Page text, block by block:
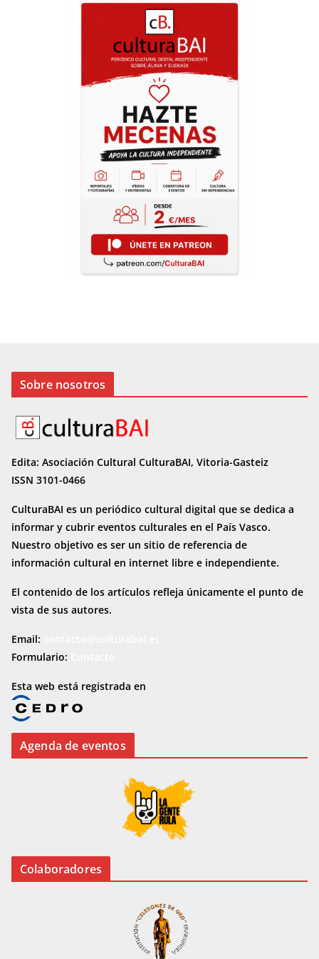
Sobre nosotros
Edita: Asociación Cultural CulturaBAI, Vitoria-Gasteiz
ISSN 3101-0466
CulturaBAI es un periódico cultural digital que se dedica a
informar y cubrir eventos culturales en el País Vasco.
Nuestro objetivo es ser un sitio de referencia de
información cultural en internet libre e independiente.
El contenido de los artículos refleja únicamente el punto de
vista de sus autores.
Email:
Formulario:
Esta web está registrada en
Agenda de eventos
Colaboradores